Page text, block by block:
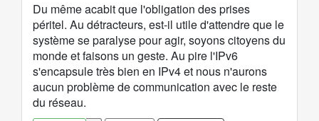
Du même acabit que l'obligation des prises
péritel. Au détracteurs, est-il utile d'attendre que le
système se paralyse pour agir, soyons citoyens du
monde et faisons un geste. Au pire l'IPv6
s'encapsule très bien en IPv4 et nous n'aurons
aucun problème de communication avec le reste
du réseau.